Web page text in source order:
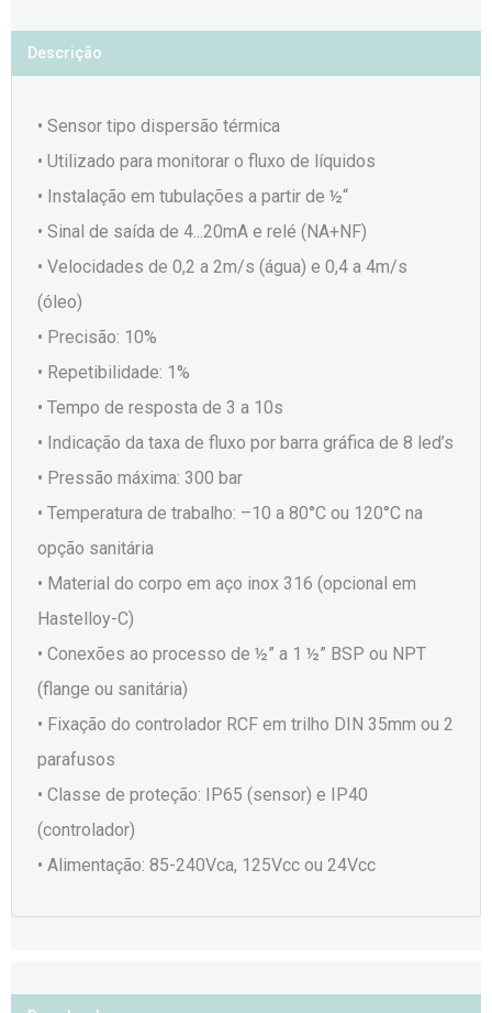
Descrição
• Sensor tipo dispersão térmica
• Utilizado para monitorar o fluxo de líquidos
• Instalação em tubulações a partir de ½“
• Sinal de saída de 4...20mA e relé (NA+NF)
• Velocidades de 0,2 a 2m/s (água) e 0,4 a 4m/s
(óleo)
• Precisão: 10%
• Repetibilidade: 1%
• Tempo de resposta de 3 a 10s
• Indicação da taxa de fluxo por barra gráfica de 8 led’s
• Pressão máxima: 300 bar
• Temperatura de trabalho: –10 a 80°C ou 120°C na
opção sanitária
• Material do corpo em aço inox 316 (opcional em
Hastelloy-C)
• Conexões ao processo de ½” a 1 ½” BSP ou NPT
(flange ou sanitária)
• Fixação do controlador RCF em trilho DIN 35mm ou 2
parafusos
• Classe de proteção: IP65 (sensor) e IP40
(controlador)
• Alimentação: 85-240Vca, 125Vcc ou 24Vcc